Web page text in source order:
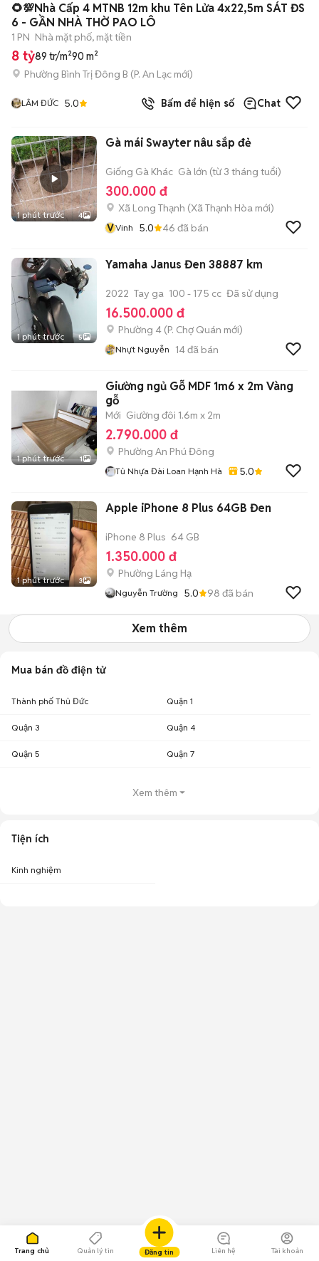
Trang chủ Quản lý tin Đăng tin Liên hệ Tài khoản
🌻💯Nhà Cấp 4 MTNB 12m khu Tên Lửa 4x22,5m SÁT ĐS
6 - GẦN NHÀ THỜ PAO LÔ
1 PN Nhà mặt phố, mặt tiền
8 tỷ89 tr/m²90 m²
Phường Bình Trị Đông B (P. An Lạc mới)
LÂM ĐỨC 5.0 Bấm để hiện số Chat
1 phút trước 4
Gà mái Swayter nâu sắp đẻ
Giống Gà Khác Gà lớn (từ 3 tháng tuổi)
300.000 đ
Xã Long Thạnh (Xã Thạnh Hòa mới)
VVinh 5.0 46 đã bán
1 phút trước 5
Yamaha Janus Đen 38887 km
2022 Tay ga 100 - 175 cc Đã sử dụng
16.500.000 đ
Phường 4 (P. Chợ Quán mới)
Nhựt Nguyễn 14đã bán
1 phút trước 1
Giường ngủ Gỗ MDF 1m6 x 2m Vàng
gỗ
Mới Giường đôi 1.6m x 2m
2.790.000 đ
Phường An Phú Đông
Tủ Nhựa Đài Loan Hạnh Hà 5.0
1 phút trước 3
Apple iPhone 8 Plus 64GB Đen
iPhone 8 Plus 64 GB
1.350.000 đ
Phường Láng Hạ
Nguyễn Trường 5.0 98 đã bán
Xem thêm
Mua bán đồ điện tử
Thành phố Thủ Đức Quận 1
Quận 3 Quận 4
Quận 5 Quận 7
Xem thêm
Tiện ích
Kinh nghiệm